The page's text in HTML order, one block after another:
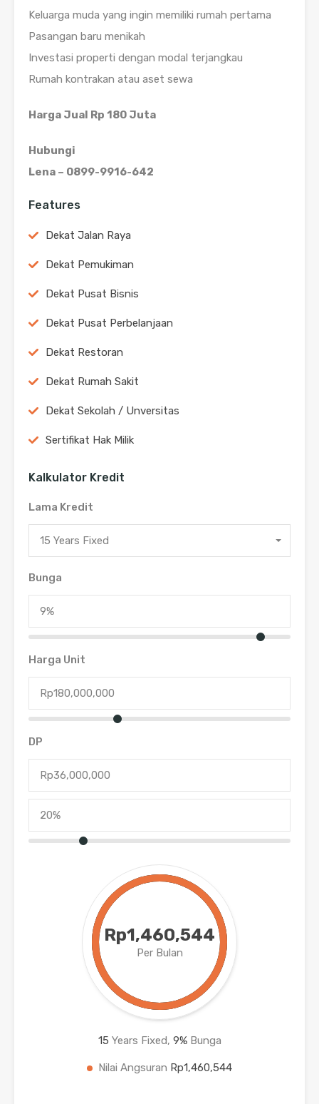
Keluarga muda yang ingin memiliki rumah pertama
Pasangan baru menikah
Investasi properti dengan modal terjangkau
Rumah kontrakan atau aset sewa
Harga Jual Rp 180 Juta
Hubungi
Lena – 0899-9916-642
Features
Dekat Jalan Raya
Dekat Pemukiman
Dekat Pusat Bisnis
Dekat Pusat Perbelanjaan
Dekat Restoran
Dekat Rumah Sakit
Dekat Sekolah / Unversitas
Sertifikat Hak Milik
Kalkulator Kredit
Lama Kredit
15 Years Fixed
Bunga
Harga Unit
DP
Rp1,460,544
Per Bulan
15 Years Fixed, 9%Bunga
Nilai Angsuran Rp1,460,544